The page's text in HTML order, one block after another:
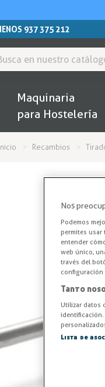
937 375 212
Maquinaria
para Hostelería
Inicio Recambios
Nos
Podemos
permites usar
entender
web único,
través del
configuración
Tanto
Utilizar datos
identificación.
Lista de